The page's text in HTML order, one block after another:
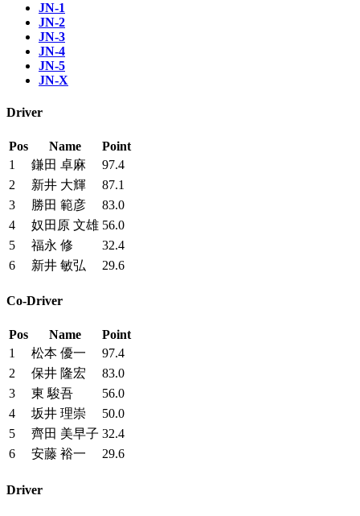
JN-1
JN-2
JN-3
JN-4
JN-5
JN-X
Driver
Pos Name
Point
1
鎌田 卓麻
97.4
2
新井 大輝
87.1
3
勝田 範彦
83.0
4
奴田原 文雄 56.0
5
福永 修
32.4
6
新井 敏弘 29.6
Co-Driver
Pos Name
Point
1
松本 優一
97.4
2
保井 隆宏
83.0
3
東 駿吾
56.0
4
坂井 理崇
50.0
5
齊田 美早子 32.4
6
安藤 裕一 29.6
Driver